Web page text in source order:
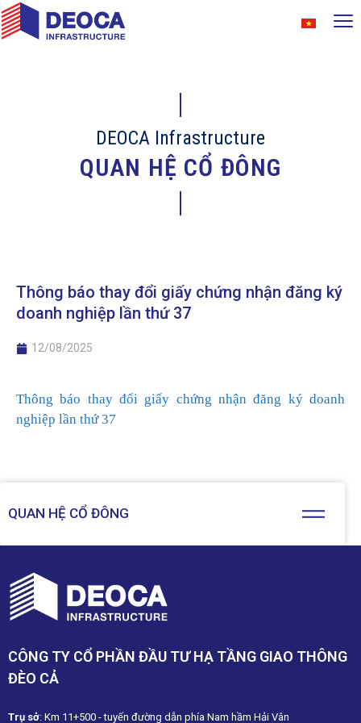
DEOCA Infrastructure
QUAN HỆ CỔ ĐÔNG
QUAN HỆ CỔ ĐÔNG
Thông báo thay đổi giấy chứng nhận đăng ký
doanh nghiệp lần thứ 37
12/08/2025
Thông báo thay đổi giấy chứng nhận đăng ký doanh
nghiệp lần thứ 37
CÔNG TY CỔ PHẦN ĐẦU TƯ HẠ TẦNG GIAO THÔNG
ĐÈO CẢ
Trụ sở: Km 11+500 - tuyến đường dẫn phía Nam hầm Hải Vân